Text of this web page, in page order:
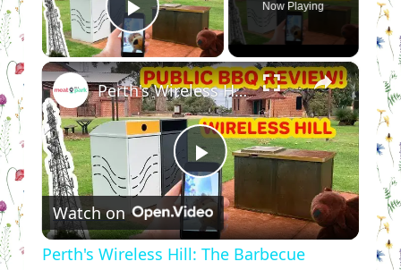
Play Video
Now Playing
×
Play
Video
Perth's Wireless Hill: The Barbecue Destination You Didn't Know About
Watch on
Perth's Wireless Hill: The Barbecue